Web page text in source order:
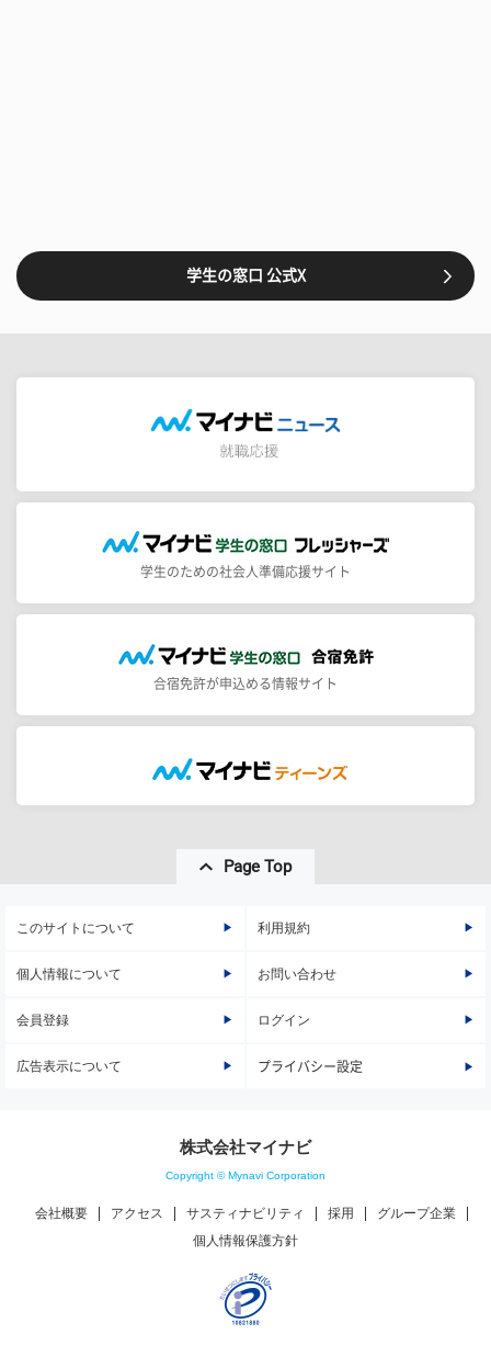
学生の窓口 公式X
学生のための社会人準備応援サイト
合宿免許が申込める情報サイト
Page Top
このサイトについて 利用規約
個人情報について お問い合わせ
会員登録 ログイン
広告表示について プライバシー設定
株式会社マイナビ
Copyright © Mynavi Corporation
会社概要 アクセス サスティナビリティ 採用
グループ企業
個人情報保護方針